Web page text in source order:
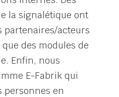
la signalétique ont
partenaires/acteurs
des modules de
Enfin, nous
E-Fabrik qui
personnes en